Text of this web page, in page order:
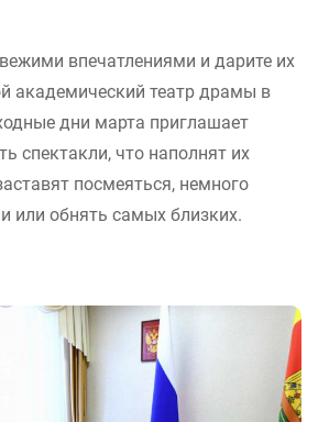
впечатлениями и дарите их
академический театр драмы в
дни марта приглашает
спектакли, что наполнят их
посмеяться, немного
или обнять самых близких.